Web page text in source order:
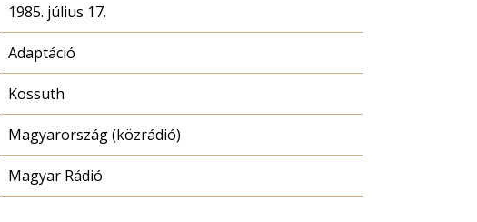
1985. július 17.
Adaptáció
Kossuth
Magyarország (közrádió)
Magyar Rádió